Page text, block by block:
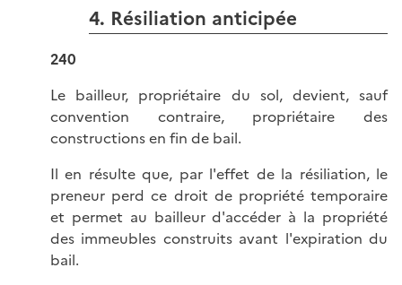
4. Résiliation anticipée
240
Le bailleur, propriétaire du sol, devient, sauf
convention contraire, propriétaire des
constructions en fin de bail.
Il en résulte que, par l'effet de la résiliation, le
preneur perd ce droit de propriété temporaire
et permet au bailleur d'accéder à la propriété
des immeubles construits avant l'expiration du
bail.